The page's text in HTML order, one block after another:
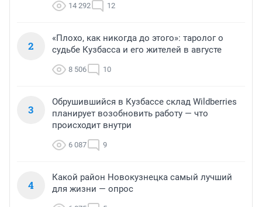
14 292 12
2
«Плохо, как никогда до этого»: таролог о
судьбе Кузбасса и его жителей в августе
8 506 10
3
Обрушившийся в Кузбассе склад Wildberries
планирует возобновить работу — что
происходит внутри
6 087 9
4
Какой район Новокузнецка самый лучший
для жизни — опрос